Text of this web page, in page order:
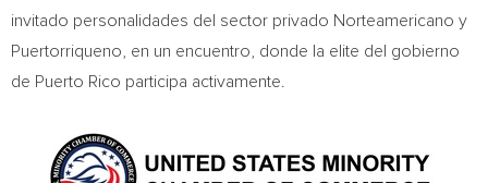
invitado personalidades del sector privado Norteamericano y
Puertorriqueno, en un encuentro, donde la elite del gobierno
de Puerto Rico participa activamente.